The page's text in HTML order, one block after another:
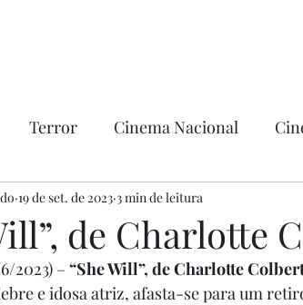
Terror Cinema Nacional
Romântica Ficção
de Charlotte
19 de set. de 2023 3 min de leitura
2023) – “She Will”, de Charlotte
e idosa atriz, afasta-se para um